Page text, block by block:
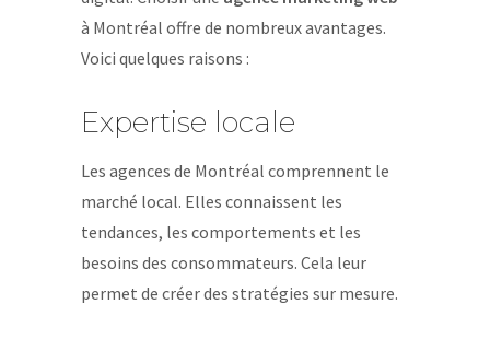
à Montréal offre de nombreux avantages.
Voici quelques raisons :
Expertise locale
Les agences de Montréal comprennent le
marché local. Elles connaissent les
tendances, les comportements et les
besoins des consommateurs. Cela leur
permet de créer des stratégies sur mesure.